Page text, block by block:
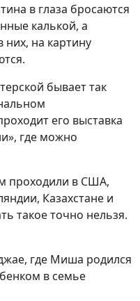
в глаза бросаются
калькой, а
них, на картину
бывает так
его выставка
где можно
проходили в США,
Казахстане и
такое точно нельзя.
, где Миша родился
в семье